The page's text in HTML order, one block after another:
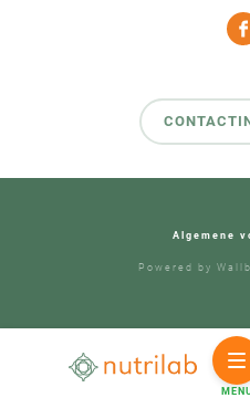
Algemene
Powered by